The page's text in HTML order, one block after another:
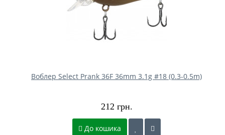
Воблер Select Prank 36F 36mm 3.1g #18 (0.3-0.5m)
212 грн.
До кошика